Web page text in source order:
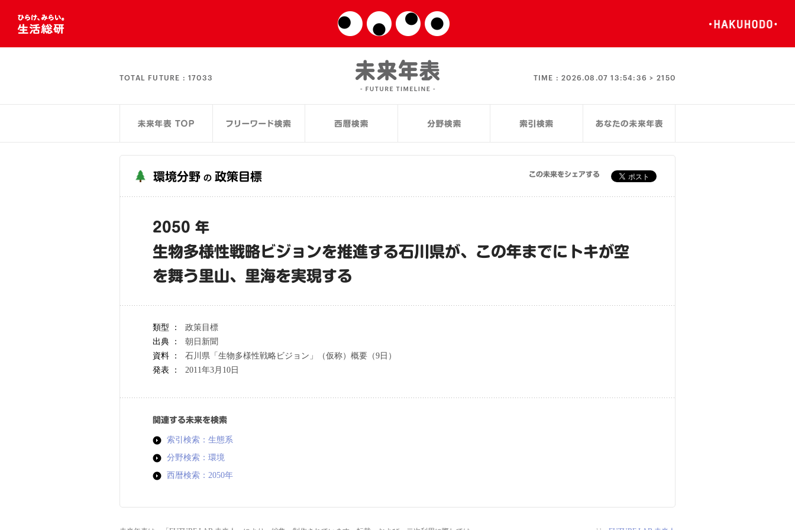
TOTAL FUTURE : 17033 TIME :2026.08.07 13:54:37 > 2150
環境分野 の 政策目標 この未来をシェアする
2050 年
生物多様性戦略ビジョンを推進する石川県が、この年までにトキが空
を舞う里山、里海を実現する
類型 ：
政策目標
出典 ：
朝日新聞
資料 ：
石川県「生物多様性戦略ビジョン」（仮称）概要（9日）
発表 ：
2011年3月10日
関連する未来を検索
索引検索：生態系
分野検索：環境
西暦検索：2050年